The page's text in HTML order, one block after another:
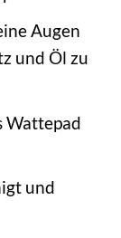
Augen
und Öl zu
Wattepad
und